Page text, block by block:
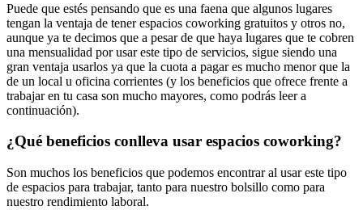
Puede que estés pensando que es una faena que algunos lugares
tengan la ventaja de tener espacios coworking gratuitos y otros no,
aunque ya te decimos que a pesar de que haya lugares que te cobren
una mensualidad por usar este tipo de servicios, sigue siendo una
gran ventaja usarlos ya que la cuota a pagar es mucho menor que la
de un local u oficina corrientes (y los beneficios que ofrece frente a
trabajar en tu casa son mucho mayores, como podrás leer a
continuación).
¿Qué beneficios conlleva usar espacios coworking?
Son muchos los beneficios que podemos encontrar al usar este tipo
de espacios para trabajar, tanto para nuestro bolsillo como para
nuestro rendimiento laboral.